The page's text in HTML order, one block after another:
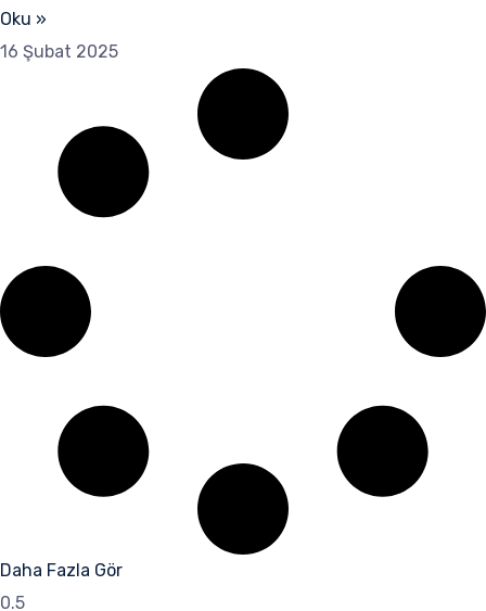
Oku »
16 Şubat 2025
Daha Fazla Gör